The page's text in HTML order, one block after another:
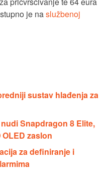
je naslužbenoj
sustav hlađenja za
Snapdragon 8 Elite,
zaslon
za definiranje i